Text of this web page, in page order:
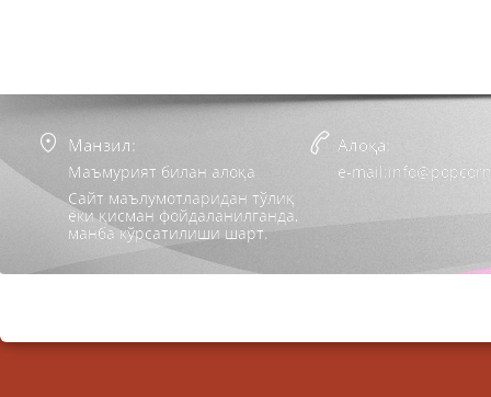
Манзил:
Маъмурият билан алоқа
Сайт маълумотларидан тўлиқ
ёки қисман фойдаланилганда,
манба кўрсатилиши шарт.
Алоқа:
e-